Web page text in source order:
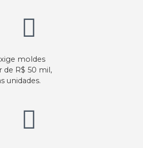
moldes
de R$ 50 mil,
unidades.